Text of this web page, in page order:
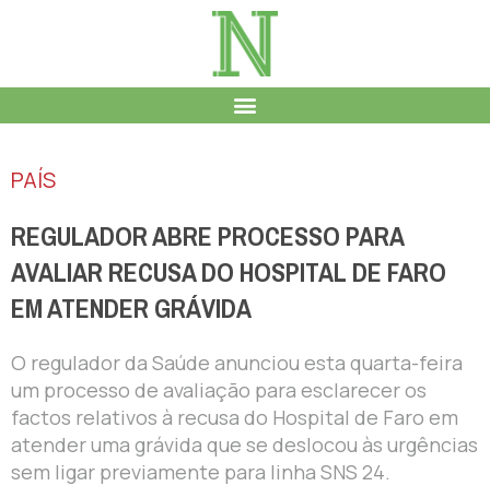
PAÍS
REGULADOR ABRE PROCESSO PARA
AVALIAR RECUSA DO HOSPITAL DE FARO
EM ATENDER GRÁVIDA
O regulador da Saúde anunciou esta quarta-feira
um processo de avaliação para esclarecer os
factos relativos à recusa do Hospital de Faro em
atender uma grávida que se deslocou às urgências
sem ligar previamente para linha SNS 24.